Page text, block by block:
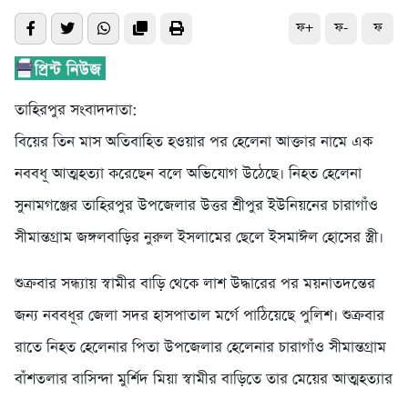
ফ+ ফ- ফ
তাহিরপুর সংবাদদাতা:
বিয়ের তিন মাস অতিবাহিত হওয়ার পর হেলেনা আক্তার নামে এক
নববধূ আত্মহত্যা করেছেন বলে অভিযোগ উঠেছে। নিহত হেলেনা
সুনামগঞ্জের তাহিরপুর উপজেলার উত্তর শ্রীপুর ইউনিয়নের চারাগাঁও
সীমান্তগ্রাম জঙ্গলবাড়ির নুরুল ইসলামের ছেলে ইসমাঈল হোসের স্ত্রী।
শুক্রবার সন্ধ্যায় স্বামীর বাড়ি থেকে লাশ উদ্ধারের পর ময়নাতদন্তের
জন্য নববধূর জেলা সদর হাসপাতাল মর্গে পাঠিয়েছে পুলিশ। শুক্রবার
রাতে নিহত হেলেনার পিতা উপজেলার হেলেনার চারাগাঁও সীমান্তগ্রাম
বাঁশতলার বাসিন্দা মুর্শিদ মিয়া স্বামীর বাড়িতে তার মেয়ের আত্মহত্যার